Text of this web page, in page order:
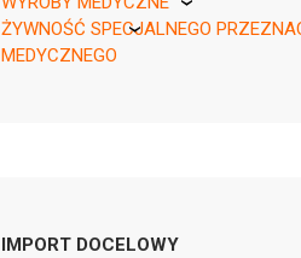
KikGel
ŻYWNOŚĆ SPECJALNEGO
MEDYCZNEGO
IMPORT DOCELOWY